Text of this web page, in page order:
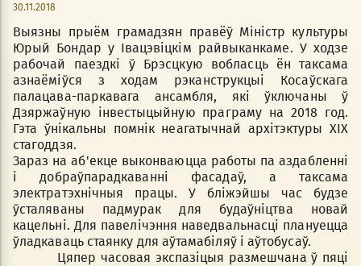
30.11.2018
Выязны прыём грамадзян правёў Міністр культуры
Юрый Бондар у Івацэвіцкім райвыканкаме. У ходзе
рабочай паездкі ў Брэсцкую вобласць ён таксама
азнаёміўся з ходам рэканструкцыі Косаўскага
палацава-паркавага ансамбля, які ўключаны ў
Дзяржаўную інвестыцыйную праграму на 2018 год.
Гэта ўнікальны помнік неагатычнай архітэктуры XIX
стагоддзя.
Зараз на аб'екце выконваюцца работы па аздабленні
і добраўпарадкаванні фасадаў, а таксама
электратэхнічныя працы. У бліжэйшы час будзе
ўсталяваны падмурак для будаўніцтва новай
кацельні. Для павелічэння наведвальнасці плануецца
ўладкаваць стаянку для аўтамабіляў і аўтобусаў.
Цяпер часовая экспазіцыя размешчана ў пяці